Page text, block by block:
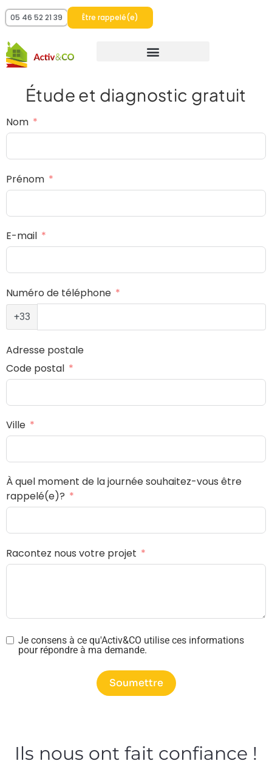
05 46 52 21 39 Être rappelé(e)
Étude et diagnostic gratuit
Nom
Prénom
E-mail
Numéro de téléphone
+33
Adresse postale
Code postal
Ville
À quel moment de la journée souhaitez-vous être
rappelé(e)?
Racontez nous votre projet
Je consens à ce qu'Activ&CO utilise ces informations
pour répondre à ma demande.
Soumettre
Ils nous ont fait confiance !